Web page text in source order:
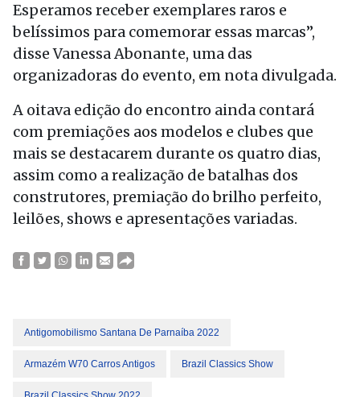
Esperamos receber exemplares raros e
belíssimos para comemorar essas marcas”,
disse Vanessa Abonante, uma das
organizadoras do evento, em nota divulgada.
A oitava edição do encontro ainda contará
com premiações aos modelos e clubes que
mais se destacarem durante os quatro dias,
assim como a realização de batalhas dos
construtores, premiação do brilho perfeito,
leilões, shows e apresentações variadas.
Antigomobilismo Santana De Parnaíba 2022
Armazém W70 Carros Antigos Brazil Classics Show